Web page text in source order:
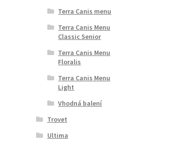
Terra Canis menu
Terra Canis Menu
Classic Senior
Terra Canis Menu
Floralis
Terra Canis Menu
Light
Vhodná balení
Trovet
Ultima